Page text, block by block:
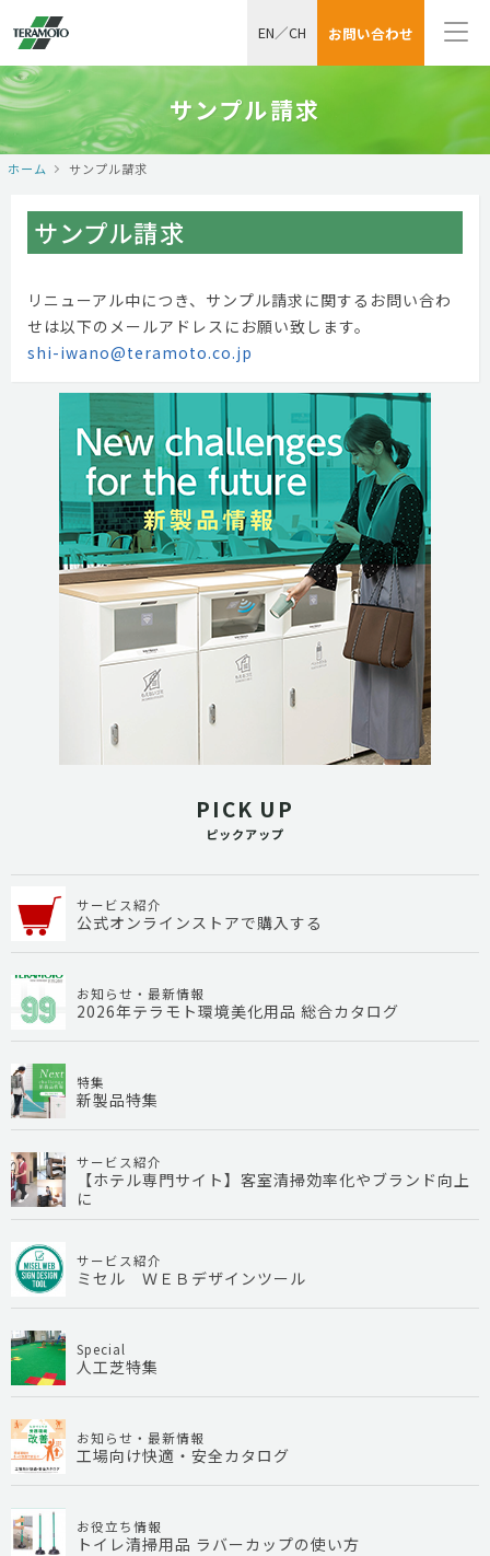
お問い合わせ
EN／CH
サンプル請求
ホーム サンプル請求
サンプル請求
リニューアル中につき、サンプル請求に関するお問い合わ
せは以下のメールアドレスにお願い致します。
shi-iwano@teramoto.co.jp
PICK UP
ピックアップ
サービス紹介
公式オンラインストアで購入する
お知らせ・最新情報
2026年テラモト環境美化用品 総合カタログ
特集
新製品特集
サービス紹介
【ホテル専門サイト】客室清掃効率化やブランド向上
に
サービス紹介
ミセル ＷＥＢデザインツール
Special
人工芝特集
お知らせ・最新情報
工場向け快適・安全カタログ
お役立ち情報
トイレ清掃用品 ラバーカップの使い方